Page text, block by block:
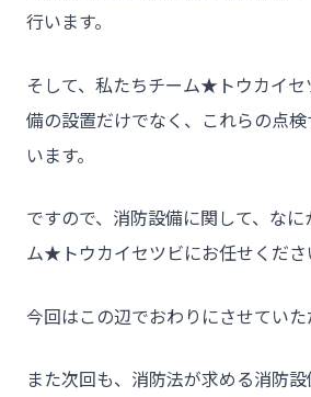
行います。
そして、私たちチーム★トウカイ
備の設置だけでなく、これらの点
います。
ですので、消防設備に関して、な
ム★トウカイセツビにお任せくださ
今回はこの辺でおわりにさせていた
また次回も、消防法が求める消防